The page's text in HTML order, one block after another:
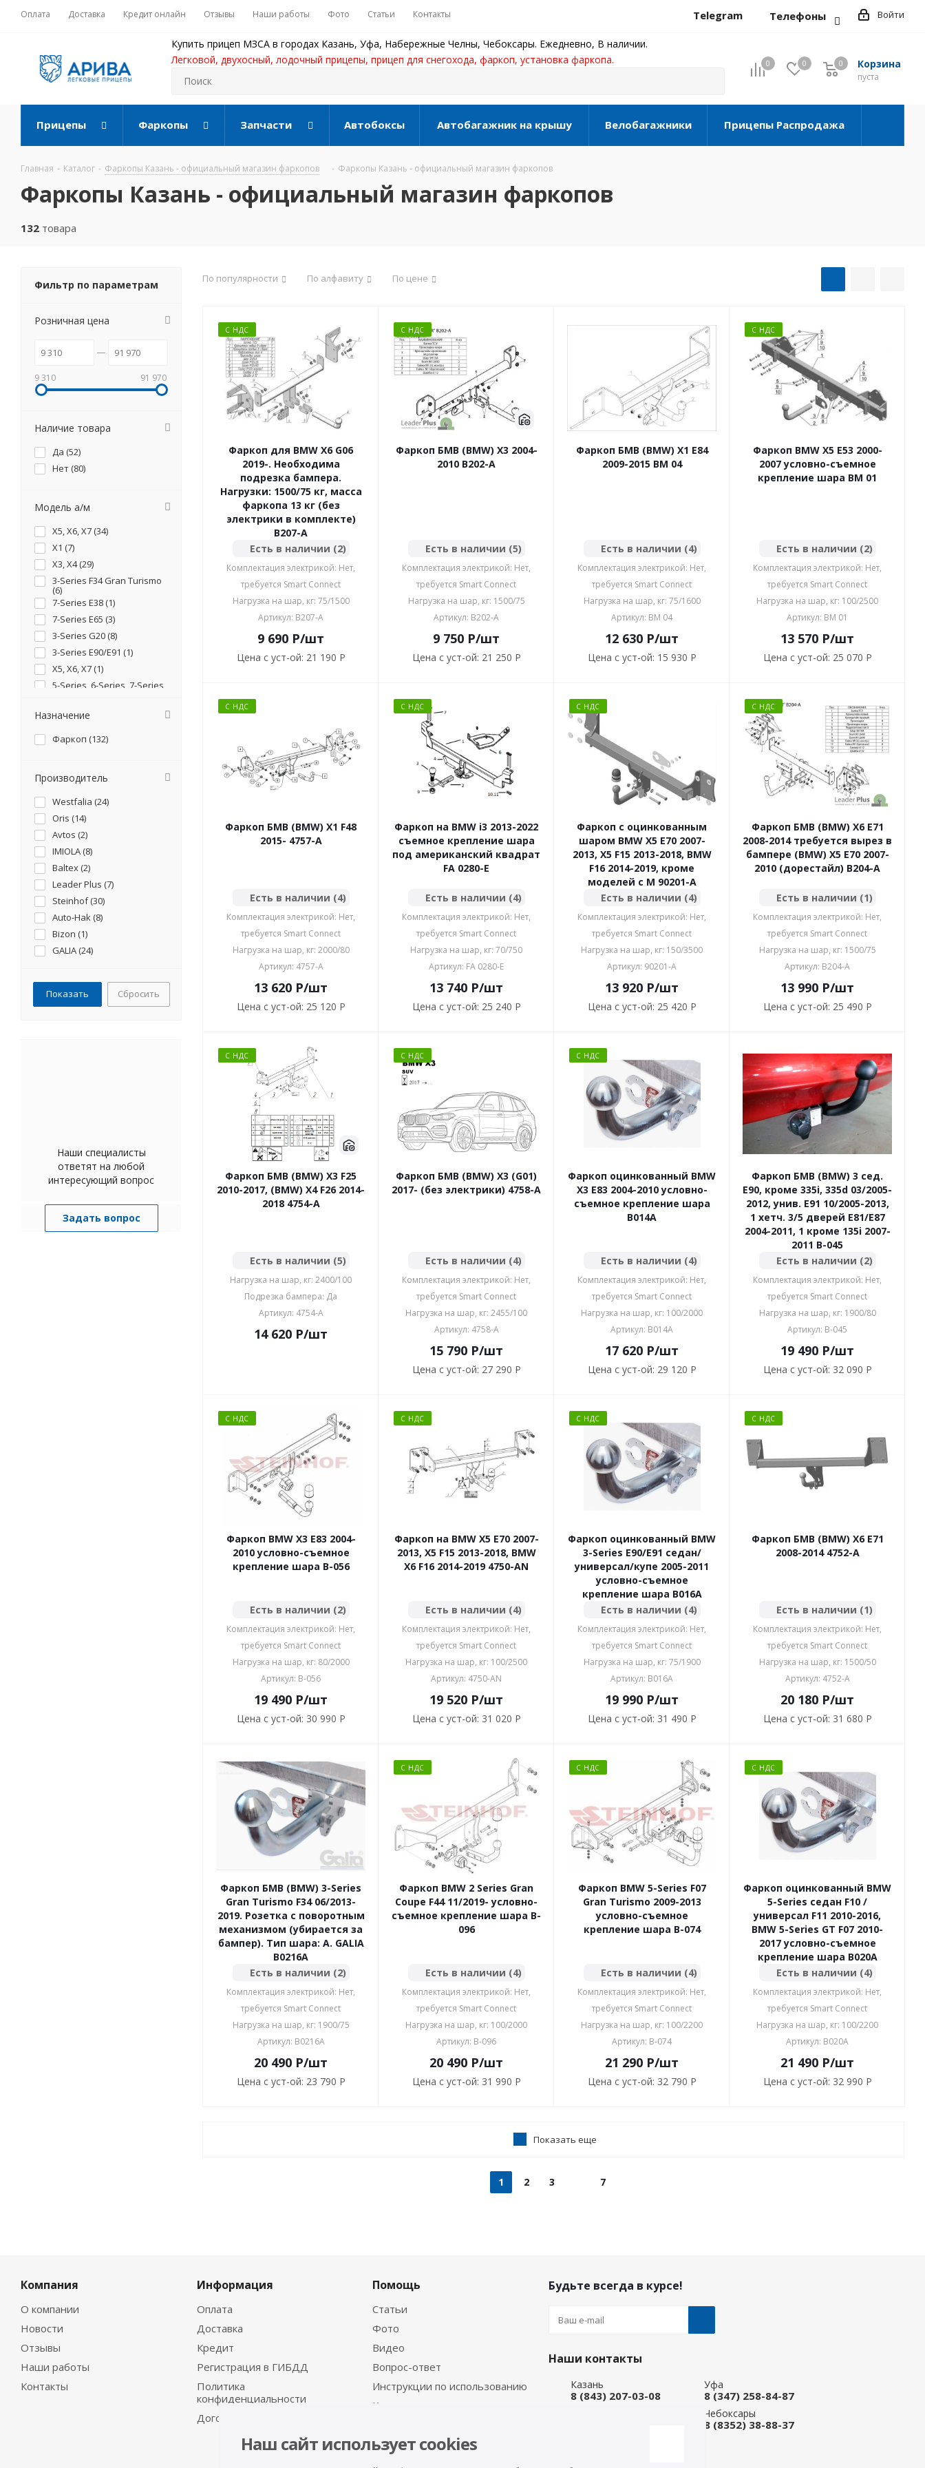
Оплата Доставка Кредит онлайн Отзывы Наши работы Фото Статьи Контакты Войти
Telegram Телефоны
Купить прицеп МЗСА в городах Казань, Уфа, Набережные Челны, Чебоксары. Ежедневно, В наличии.
Легковой, двухосный, лодочный прицепы, прицеп для снегохода, фаркоп, установка фаркопа.
0 0 Корзина
0
пуста
0
Прицепы Фаркопы Запчасти Автобоксы Автобагажник на крышу Велобагажники Прицепы Распродажа
Главная - Каталог - Фаркопы Казань - официальный магазин фаркопов - Фаркопы Казань - официальный магазин фаркопов
Фаркопы Казань - официальный магазин фаркопов
132 товара
По популярности По алфавиту По цене
С НДС
Фаркоп для BMW X6 G06
2019-. Необходима
подрезка бампера.
Нагрузки: 1500/75 кг, масса
фаркопа 13 кг (без
электрики в комплекте)
B207-A
Есть в наличии (2)
Комплектация электрикой: Нет,
требуется Smart Connect
Нагрузка на шар, кг: 75/1500
Артикул: B207-A
9 690 P/шт
Цена с уст-ой: 21 190 P
С НДС
Фаркоп БМВ (BMW) X3 2004-
2010 B202-A
Есть в наличии (5)
Комплектация электрикой: Нет,
требуется Smart Connect
Нагрузка на шар, кг: 1500/75
Артикул: B202-A
9 750 P/шт
Цена с уст-ой: 21 250 P
Фаркоп БМВ (BMW) X1 E84
2009-2015 BM 04
Есть в наличии (4)
Комплектация электрикой: Нет,
требуется Smart Connect
Нагрузка на шар, кг: 75/1600
Артикул: BM 04
12 630 P/шт
Цена с уст-ой: 15 930 P
С НДС
Фаркоп BMW X5 E53 2000-
2007 условно-съемное
крепление шара BM 01
Есть в наличии (2)
Комплектация электрикой: Нет,
требуется Smart Connect
Нагрузка на шар, кг: 100/2500
Артикул: BM 01
13 570 P/шт
Цена с уст-ой: 25 070 P
С НДС
Фаркоп БМВ (BMW) X1 F48
2015- 4757-A
Есть в наличии (4)
Комплектация электрикой: Нет,
требуется Smart Connect
Нагрузка на шар, кг: 2000/80
Артикул: 4757-A
13 620 P/шт
Цена с уст-ой: 25 120 P
С НДС
Фаркоп на BMW i3 2013-2022
съемное крепление шара
под американский квадрат
FA 0280-E
Есть в наличии (4)
Комплектация электрикой: Нет,
требуется Smart Connect
Нагрузка на шар, кг: 70/750
Артикул: FA 0280-E
13 740 P/шт
Цена с уст-ой: 25 240 P
С НДС
Фаркоп с оцинкованным
шаром BMW X5 E70 2007-
2013, X5 F15 2013-2018, BMW
F16 2014-2019, кроме
моделей с M 90201-A
Есть в наличии (4)
Комплектация электрикой: Нет,
требуется Smart Connect
Нагрузка на шар, кг: 150/3500
Артикул: 90201-A
13 920 P/шт
Цена с уст-ой: 25 420 P
С НДС
Фаркоп БМВ (BMW) X6 E71
2008-2014 требуется вырез в
бампере (BMW) X5 Е70 2007-
2010 (дорестайл) B204-A
Есть в наличии (1)
Комплектация электрикой: Нет,
требуется Smart Connect
Нагрузка на шар, кг: 1500/75
Артикул: B204-A
13 990 P/шт
Цена с уст-ой: 25 490 P
С НДС
Фаркоп БМВ (BMW) X3 F25
2010-2017, (BMW) X4 F26 2014-
2018 4754-A
Есть в наличии (5)
Нагрузка на шар, кг: 2400/100
Подрезка бампера: Да
Артикул: 4754-A
14 620 P/шт
С НДС
Фаркоп БМВ (BMW) X3 (G01)
2017- (без электрики) 4758-A
Есть в наличии (4)
Комплектация электрикой: Нет,
требуется Smart Connect
Нагрузка на шар, кг: 2455/100
Артикул: 4758-A
15 790 P/шт
Цена с уст-ой: 27 290 P
С НДС
Фаркоп оцинкованный BMW
X3 E83 2004-2010 условно-
съемное крепление шара
B014A
Есть в наличии (4)
Комплектация электрикой: Нет,
требуется Smart Connect
Нагрузка на шар, кг: 100/2000
Артикул: B014A
17 620 P/шт
Цена с уст-ой: 29 120 P
Фаркоп БМВ (BMW) 3 сед.
E90, кроме 335i, 335d 03/2005-
2012, унив. E91 10/2005-2013,
1 хетч. 3/5 дверей E81/E87
2004-2011, 1 кроме 135i 2007-
2011 B-045
Есть в наличии (2)
Комплектация электрикой: Нет,
требуется Smart Connect
Нагрузка на шар, кг: 1900/80
Артикул: B-045
19 490 P/шт
Цена с уст-ой: 32 090 P
С НДС
Фаркоп BMW X3 E83 2004-
2010 условно-съемное
крепление шара B-056
Есть в наличии (2)
Комплектация электрикой: Нет,
требуется Smart Connect
Нагрузка на шар, кг: 80/2000
Артикул: B-056
19 490 P/шт
Цена с уст-ой: 30 990 P
С НДС
Фаркоп на BMW X5 E70 2007-
2013, X5 F15 2013-2018, BMW
X6 F16 2014-2019 4750-AN
Есть в наличии (4)
Комплектация электрикой: Нет,
требуется Smart Connect
Нагрузка на шар, кг: 100/2500
Артикул: 4750-AN
19 520 P/шт
Цена с уст-ой: 31 020 P
С НДС
Фаркоп оцинкованный BMW
3-Series E90/E91 седан/
универсал/купе 2005-2011
условно-съемное
крепление шара B016A
Есть в наличии (4)
Комплектация электрикой: Нет,
требуется Smart Connect
Нагрузка на шар, кг: 75/1900
Артикул: B016A
19 990 P/шт
Цена с уст-ой: 31 490 P
С НДС
Фаркоп БМВ (BMW) X6 E71
2008-2014 4752-A
Есть в наличии (1)
Комплектация электрикой: Нет,
требуется Smart Connect
Нагрузка на шар, кг: 1500/50
Артикул: 4752-A
20 180 P/шт
Цена с уст-ой: 31 680 P
Фаркоп БМВ (BMW) 3-Series
Gran Turismo F34 06/2013-
2019. Розетка с поворотным
механизмом (убирается за
бампер). Тип шара: A. GALIA
B0216A
Есть в наличии (2)
Комплектация электрикой: Нет,
требуется Smart Connect
Нагрузка на шар, кг: 1900/75
Артикул: B0216A
20 490 P/шт
Цена с уст-ой: 23 790 P
С НДС
Фаркоп BMW 2 Series Gran
Coupe F44 11/2019- условно-
съемное крепление шара B-
096
Есть в наличии (4)
Комплектация электрикой: Нет,
требуется Smart Connect
Нагрузка на шар, кг: 100/2000
Артикул: B-096
20 490 P/шт
Цена с уст-ой: 31 990 P
С НДС
Фаркоп BMW 5-Series F07
Gran Turismo 2009-2013
условно-съемное
крепление шара B-074
Есть в наличии (4)
Комплектация электрикой: Нет,
требуется Smart Connect
Нагрузка на шар, кг: 100/2200
Артикул: B-074
21 290 P/шт
Цена с уст-ой: 32 790 P
С НДС
Фаркоп оцинкованный BMW
5-Series седан F10 /
универсал F11 2010-2016,
BMW 5-Series GT F07 2010-
2017 условно-съемное
крепление шара B020A
Есть в наличии (4)
Комплектация электрикой: Нет,
требуется Smart Connect
Нагрузка на шар, кг: 100/2200
Артикул: B020A
21 490 P/шт
Цена с уст-ой: 32 990 P
Показать еще
1 2 3 7
Фильтр по параметрам
Розничная цена
9 310 91 970
Наличие товара
Да (52)
Нет (80)
Модель а/м
X5, X6, Х7 (34)
X1 (7)
X3, X4 (29)
3-Series F34 Gran Turismo
(6)
7-Series E38 (1)
7-Series E65 (3)
3-Series G20 (8)
3-Series E90/E91 (1)
X5, X6, Х7 (1)
5-Series, 6-Series, 7-Series
X2 (2)
1-Series, 2-Series, 3-
Series, 4-Series (
X1, 2-Series (
(2)
i3 (1)
X1, X2, 2-Series (
Land Cruiser 200, LX (
3-Series E46 (
3-Series F30, 3-Series F31
Назначение
Фаркоп (132)
Прoизводитель
Westfalia (24)
Oris (14)
Avtos (2)
IMIOLA (8)
Baltex (2)
Leader Plus (7)
Steinhof (30)
Auto-Hak (8)
Bizon (1)
GALIA (24)
Aragon (1)
Witter (4)
Сбросить
Наши специалисты
ответят на любой
интересующий вопрос
Задать вопрос
Компания
О компании
Новости
Отзывы
Наши работы
Контакты
Информация
Оплата
Доставка
Кредит
Регистрация в ГИБДД
Политика
конфиденциальности
Договор-оферта
Помощь
Статьи
Фото
Видео
Вопрос-ответ
Инструкции по использованию
Каталог производителя
Будьте всегда в курсе!
Наши контакты
Казань
8 (843) 207-03-08
Уфа
8 (347) 258-84-87
Чебоксары
8 (8352) 38-88-37
Наш сайт использует cookies